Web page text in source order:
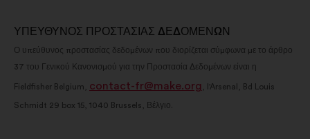
ΥΠΕΥΘΥΝΟΣ ΠΡΟΣΤΑΣΙΑΣ ΔΕΔΟΜΕΝΩΝ
Ο υπεύθυνος προστασίας δεδομένων που διορίζεται σύμφωνα με το άρθρο
37 του Γενικού Κανονισμού για την Προστασία Δεδομένων είναι η
Fieldfisher Belgium, contact-fr@make.org , l'Arsenal, Bd Louis
Schmidt 29 box 15, 1040 Brussels, Βέλγιο.